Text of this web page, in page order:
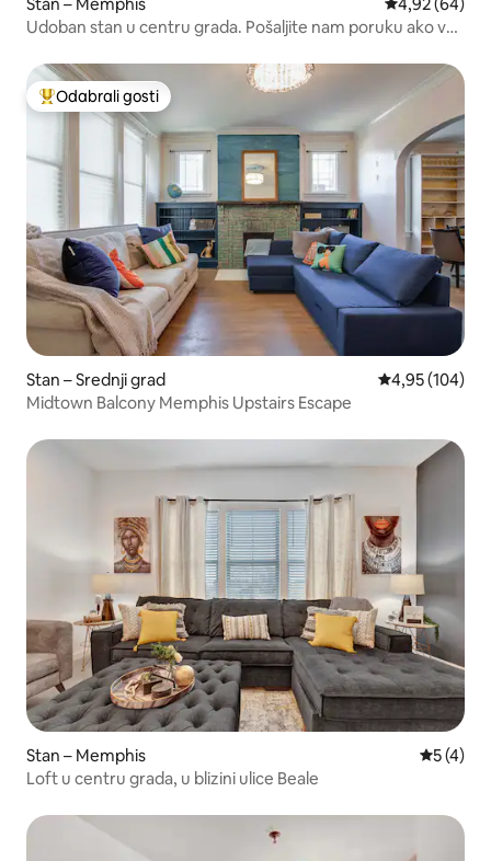
Stan – Memphis Prosječna
4,92 (64)
Udoban stan u centru grada. Pošaljite nam poruku ako vas
Među najviše rangiranima s oznakom „Odabrali gosti”
Odabrali gosti
Stan – Srednji grad Prosječna
4,95 (104)
Midtown Balcony Memphis Upstairs Escape
Stan – Memphis
5 (4)
Loft u centru grada, u blizini ulice Beale